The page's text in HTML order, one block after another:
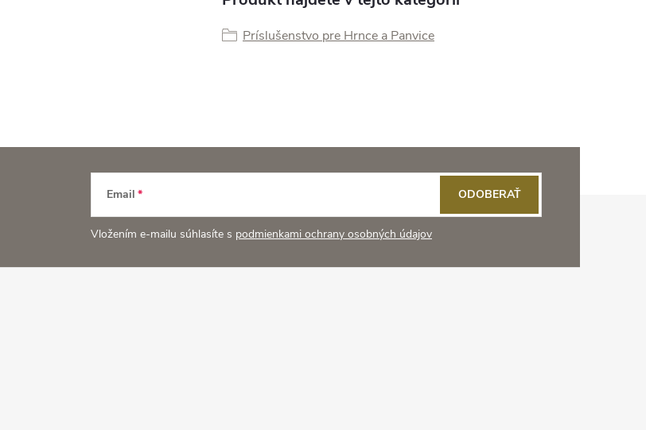
Príslušenstvo pre Hrnce a Panvice
Email
Vložením e-mailu súhlasíte s podmienkami ochrany osobných údajov
ODOBERAŤ